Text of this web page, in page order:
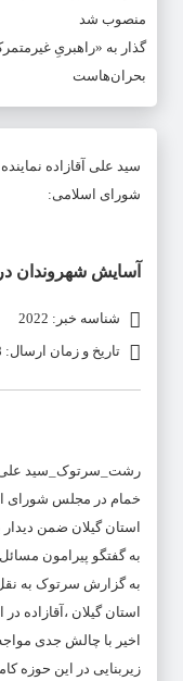
منصوب شد
گذار به «راهبریِ
بحران‌هاست
سید علی آقازاده
شورای اسلامی:
آسایش شهروندان
شناسه خبر: 2022
تاریخ و زمان ارسال: 8 شهریور 1402 ساعت 11:35
رشت_سرتوک_سید علی
خمام در مجلس شورای
استان گیلان ضمن
به گفتگو پیرامون
به گزارش سرتوک به
استان گیلان
اخیر با چالش جدی
زیربنایی در این حوزه